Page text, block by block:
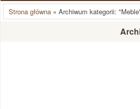
Strona główna » Archiwum kategorii: